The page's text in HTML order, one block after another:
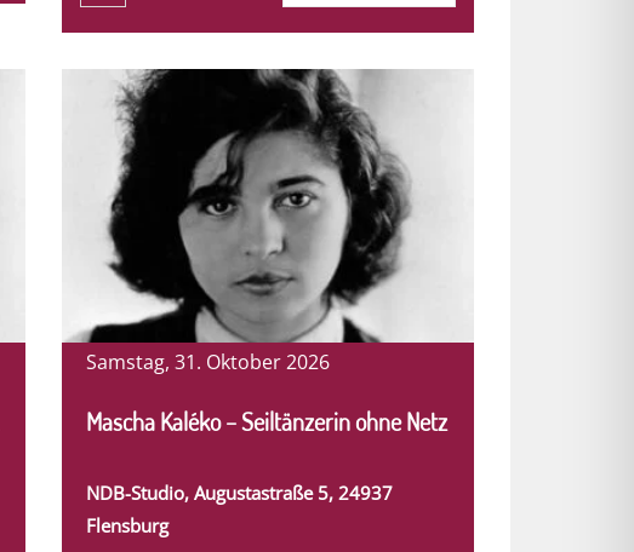
Samstag, 31. Oktober 2026
Mascha Kaléko – Seiltänzerin ohne Netz
NDB-Studio, Augustastraße 5, 24937
Flensburg